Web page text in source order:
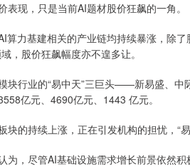
表现，只是当前AI题材股价狂飙的一角。
算力基建相关的产业链均持续暴涨，除
，股价狂飙幅度亦不遑多让。
块行业的“易中天”三巨头——新易盛、
亿元、4690亿元、1443 亿元。
块的持续上涨，正在引发机构的担忧，“
为，尽管AI基础设施需求增长前景依然